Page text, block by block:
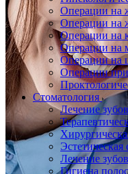
Операции на
Операции на
Операции на
Операции на
Операции на
Операции
Стоматология
Лечение
Эстетическая
Лечение
Гигиена